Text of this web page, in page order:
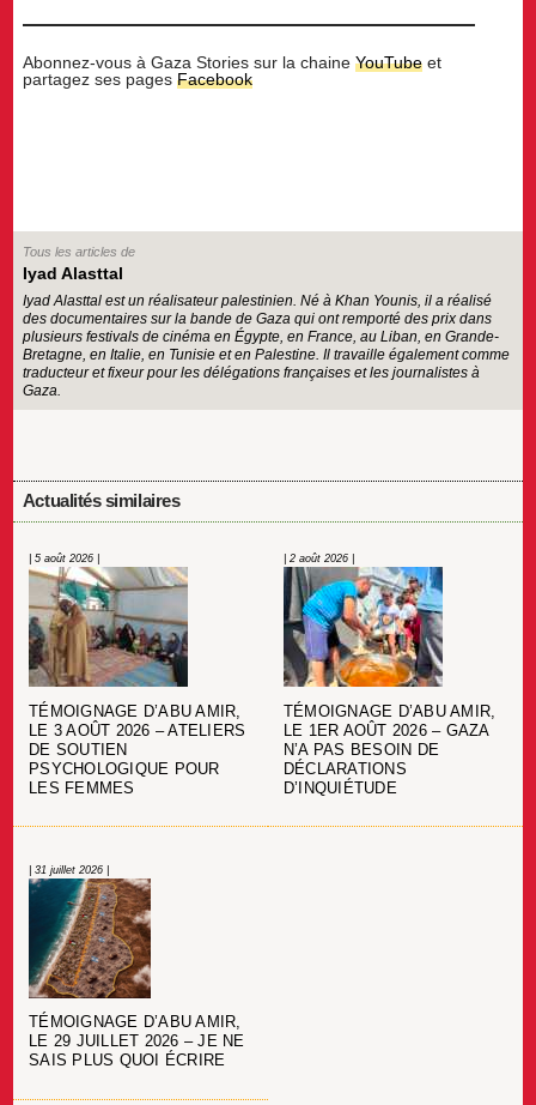
Abonnez-vous à Gaza Stories sur la chaineYouTube et
partagez ses pagesFacebook
Tous les articles de
Iyad Alasttal
Iyad Alasttal est un réalisateur palestinien. Né à Khan Younis, il a réalisé
des documentaires sur la bande de Gaza qui ont remporté des prix dans
plusieurs festivals de cinéma en Égypte, en France, au Liban, en Grande-
Bretagne, en Italie, en Tunisie et en Palestine. Il travaille également comme
traducteur et fixeur pour les délégations françaises et les journalistes à
Gaza.
Actualités similaires
| 5 août 2026 |
TÉMOIGNAGE D’ABU AMIR,
LE 3 AOÛT 2026 – ATELIERS
DE SOUTIEN
PSYCHOLOGIQUE POUR
LES FEMMES
| 2 août 2026 |
TÉMOIGNAGE D’ABU AMIR,
LE 1ER AOÛT 2026 – GAZA
N’A PAS BESOIN DE
DÉCLARATIONS
D’INQUIÉTUDE
| 31 juillet 2026 |
TÉMOIGNAGE D’ABU AMIR,
LE 29 JUILLET 2026 – JE NE
SAIS PLUS QUOI ÉCRIRE